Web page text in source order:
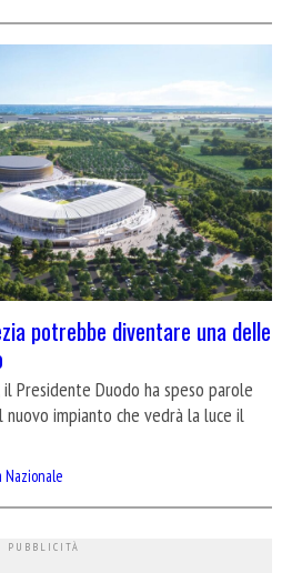
potrebbe diventare una delle
Presidente Duodo ha speso parole
impianto che vedrà la luce il
Nazionale